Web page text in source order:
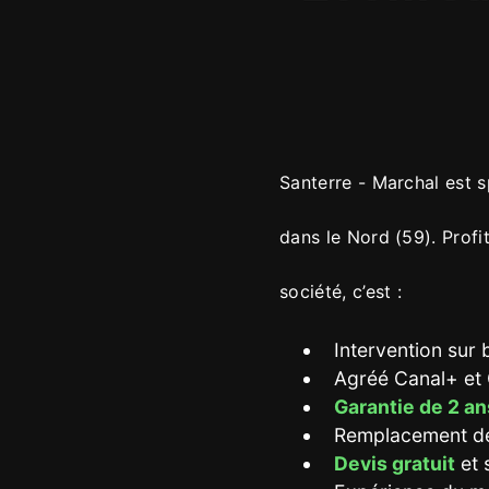
Santerre - Marchal est
dans le Nord (59).
société, c’est :
Intervention sur
Agréé Canal+ et
Garantie de 2
Remplacement
Devis gratuit et